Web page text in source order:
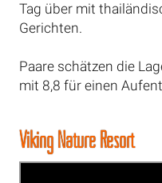
Tag über mit
Gerichten.
Paare schätzen die
mit 8,8 für einen
Viking Nature Resort